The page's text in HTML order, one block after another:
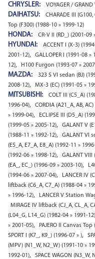
CHRYSLER: VOYAGER /
DAIHATSU: CHARADE III
Top (F300) (1988-10 » 1999-12)
HONDA: CR-V II (RD_) (2001-09
HYUNDAI: ACCENT I (X-3)
2001-12), GALLOPER I (1991-08 »
12), H100 Furgon (1993-07 »
MAZDA: 323 S VI sedan (BJ)
2008-12), MX-3 (EC) (1991-05 »
MITSUBISHI: COLT III (C5_A)
1996-04), CORDIA (A21_A, AB,
» 1999-04), ECLIPSE III (D5_A)
(1999-05 » 2005-12), GALANT V
(1988-11 » 1992-12), GALANT VI
(E5_A, E7_A, E8_A) (1992-11 »
(1992-06 » 1998-12), GALANT VIII
(EA_, EC_) (1996-09 » 2003-10),
(1994-06 » 2007-04), LANCER IV
liftback (C6_A, C7_A) (1988-04 »
» 1996-12), LANCER V Station
MIRAGE IV liftback (CJ_A, CL_A,
(L04_G, L14_G) (1982-04 » 1991-12)
» 2001-05), PAJERO II Canvas
SPORT I (K7_, K9_) (1996-07 » ),
(MPV) (N1_W, N2_W) (1991-10 »
1992-01), SPACE WAGON